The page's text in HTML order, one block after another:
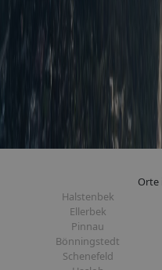
Orte
Halstenbek
Ellerbek
Pinnau
Bönningstedt
Schenefeld